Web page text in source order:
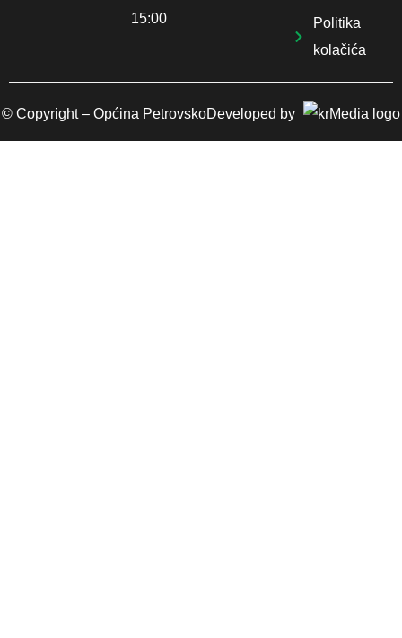
15:00
Politika
kolačića
© Copyright – Općina PetrovskoDeveloped by